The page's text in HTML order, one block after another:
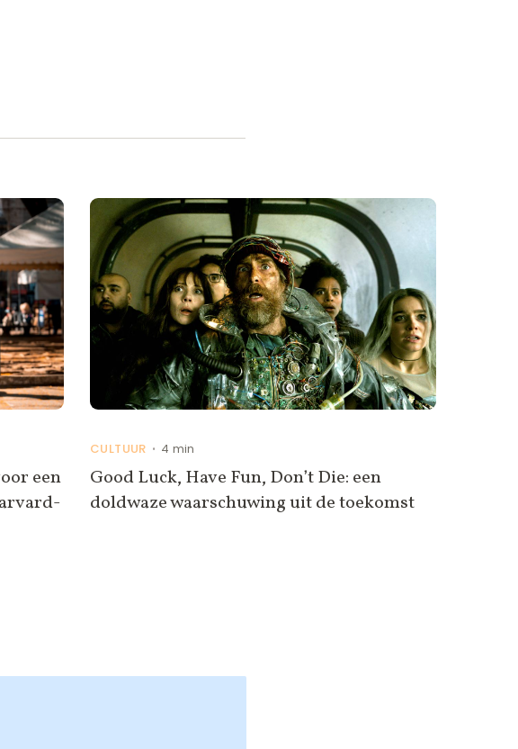
een
CULTUUR • 4 min
Good Luck, Have Fun, Don’t Die: een
doldwaze waarschuwing uit de toekomst